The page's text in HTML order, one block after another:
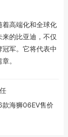
高端化和全球化
的比亚迪，不仅
军。它将代表中
。
海狮06EV售价